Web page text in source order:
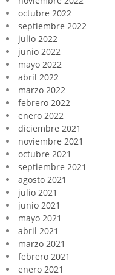
octubre 2022
septiembre 2022
julio 2022
junio 2022
mayo 2022
abril 2022
marzo 2022
febrero 2022
enero 2022
diciembre 2021
noviembre 2021
octubre 2021
septiembre 2021
agosto 2021
julio 2021
junio 2021
mayo 2021
abril 2021
marzo 2021
febrero 2021
enero 2021